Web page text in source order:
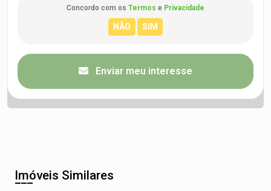
Concordo com os Termos e Privacidade
Enviar meu interesse
Imóveis Similares